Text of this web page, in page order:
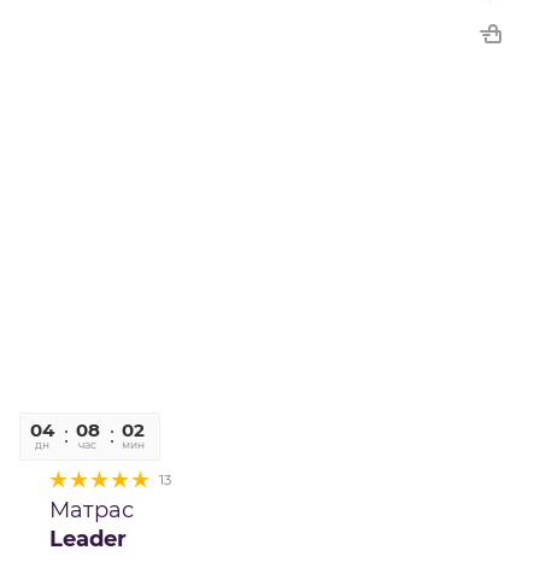
04
дн
08
час
02
мин
13
Матрас
Leader